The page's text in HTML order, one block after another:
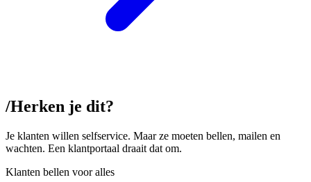
/Herken je dit?
Je klanten willen selfservice. Maar ze moeten bellen, mailen en
wachten. Een klantportaal draait dat om.
Klanten bellen voor alles